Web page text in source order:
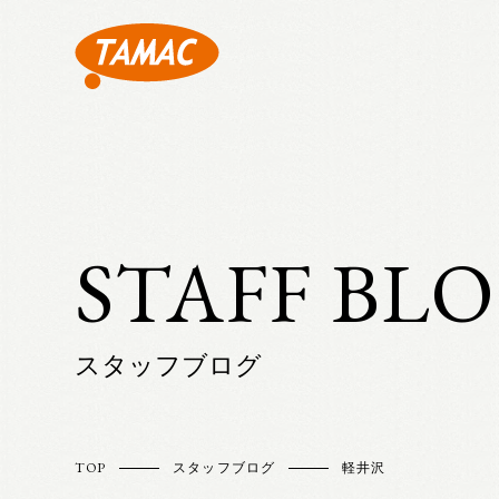
STAFF
スタッフブログ
TOP スタッフブログ 軽井沢